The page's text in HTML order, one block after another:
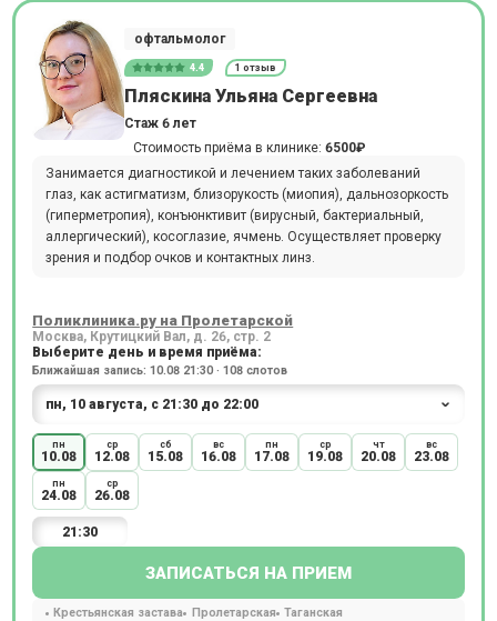
офтальмолог
4.4 1 отзыв
Пляскина Ульяна Сергеевна
Стаж 6 лет
Стоимость приёма в клинике: 6500₽
Занимается диагностикой и лечением таких заболеваний
глаз, как астигматизм, близорукость (миопия), дальнозоркость
(гиперметропия), конъюнктивит (вирусный, бактериальный,
аллергический), косоглазие, ячмень. Осуществляет проверку
зрения и подбор очков и контактных линз.
Поликлиника.ру на Пролетарской
Москва, Крутицкий Вал, д. 26, стр. 2
Выберите день и время приёма:
Ближайшая запись: 10.08 21:30 · 108 слотов
пн
10.08
ср
12.08
сб
15.08
вс
16.08
пн
17.08
ср
19.08
чт
20.08
вс
23.08
пн
24.08
ср
26.08
21:30
ЗАПИСАТЬСЯ НА ПРИЕМ
Крестьянская застава Пролетарская Таганская